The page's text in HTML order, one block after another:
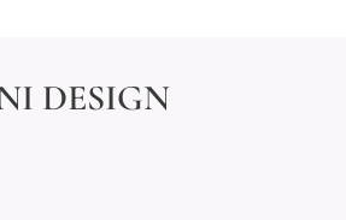
DESIGN